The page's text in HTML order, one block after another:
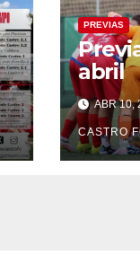
PREVIAS
abril
ABR 10,
CASTRO